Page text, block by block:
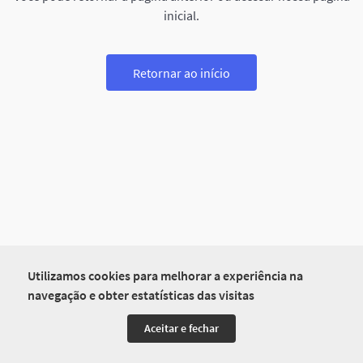
Utilizamos cookies para melhorar a experiência na
navegação e obter estatísticas das visitas
Aceitar e fechar
inicial.
Retornar ao início